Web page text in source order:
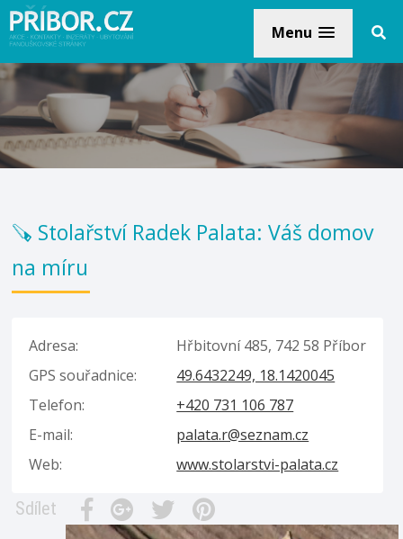
Menu
🪚 Stolařství Radek Palata: Váš domov
na míru
Adresa:
Hřbitovní 485, 742 58 Příbor
GPS souřadnice:
49.6432249, 18.1420045
Telefon:
+420 731 106 787
E-mail:
palata.r@seznam.cz
Web:
www.stolarstvi-palata.cz
Sdílet